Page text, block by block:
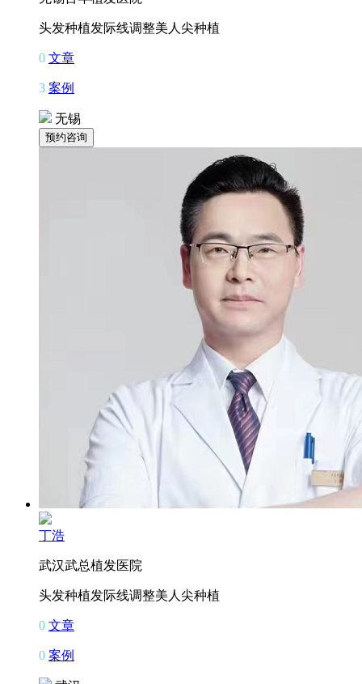
头发种植发际线调整美人尖种植
0 文章
3 案例
无锡
丁浩
武汉武总植发医院
头发种植发际线调整美人尖种植
0 文章
0 案例